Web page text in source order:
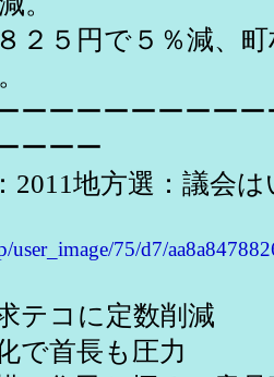
２５円で５％減、
ーーーーーーーーー
ーーー
2011地方選：議会
75/d7/
コに定数削減
首長も圧力